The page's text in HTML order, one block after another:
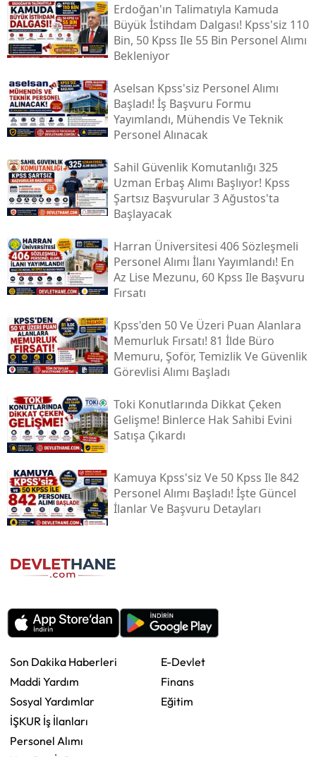
Erdoğan'ın Talimatıyla Kamuda
Büyük İstihdam Dalgası! Kpss'siz 110
Bin, 50 Kpss Ile 55 Bin Personel Alımı
Bekleniyor
Aselsan Kpss'siz Personel Alımı
Başladı! İş Başvuru Formu
Yayımlandı, Mühendis Ve Teknik
Personel Alınacak
Sahil Güvenlik Komutanlığı 325
Uzman Erbaş Alımı Başlıyor! Kpss
Şartsız Başvurular 3 Ağustos'ta
Başlayacak
Harran Üniversitesi 406 Sözleşmeli
Personel Alımı İlanı Yayımlandı! En
Az Lise Mezunu, 60 Kpss Ile Başvuru
Fırsatı
Kpss'den 50 Ve Üzeri Puan Alanlara
Memurluk Fırsatı! 81 İlde Büro
Memuru, Şoför, Temizlik Ve Güvenlik
Görevlisi Alımı Başladı
Toki̇ Konutlarında Dikkat Çeken
Gelişme! Binlerce Hak Sahibi Evini
Satışa Çıkardı
Kamuya Kpss'siz Ve 50 Kpss Ile 842
Personel Alımı Başladı! İşte Güncel
İlanlar Ve Başvuru Detayları
Son Dakika Haberleri
Maddi Yardım
Sosyal Yardımlar
İŞKUR İş İlanları
Personel Alımı
E-Devlet
Finans
Eğitim